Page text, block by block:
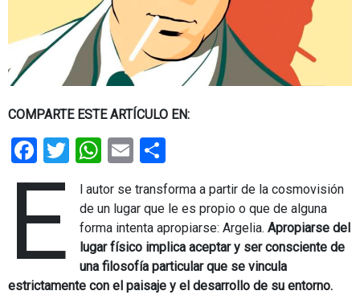
COMPARTE ESTE ARTÍCULO EN:
Facebook
TwitterWhatsApp
Email
E
l autor se transforma a partir de la cosmovisión
de un lugar que le es propio o que de alguna
forma intenta apropiarse: Argelia.Apropiarse del
lugar físico implica aceptar y ser consciente de
una filosofía particular que se vincula
estrictamente con el paisaje y el desarrollo de su entorno.